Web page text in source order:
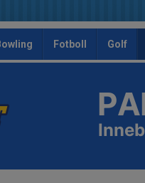
Fotboll Golf